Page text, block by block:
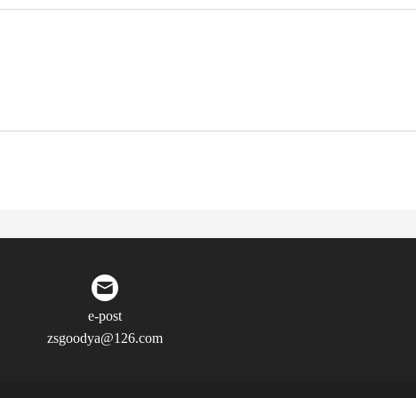
e-post
zsgoodya@126.com